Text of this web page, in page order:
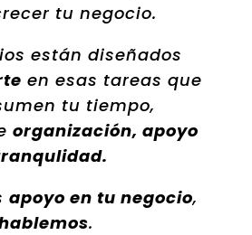
tu negocio.
están diseñados
en esas tareas que
tu tiempo,
organización, apoyo
apoyo en tu negocio,
.